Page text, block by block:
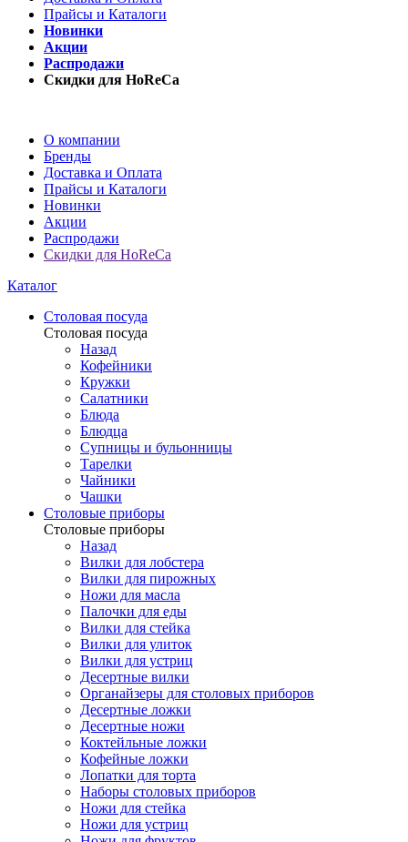
Прайсы и Каталоги
Новинки
Акции
Распродажи
Скидки для HoReCa
О компании
Бренды
Доставка и Оплата
Прайсы и Каталоги
Новинки
Акции
Распродажи
Скидки для HoReCa
Каталог
Столовая посуда
Столовая посуда
Назад
Кофейники
Кружки
Салатники
Блюда
Блюдца
Супницы и бульонницы
Тарелки
Чайники
Чашки
Cтоловые приборы
Cтоловые приборы
Назад
Вилки для лобстера
Вилки для пирожных
Ножи для масла
Палочки для еды
Вилки для стейка
Вилки для улиток
Вилки для устриц
Десертные вилки
Органайзеры для столовых приборов
Десертные ложки
Десертные ножи
Коктейльные ложки
Кофейные ложки
Лопатки для торта
Наборы столовых приборов
Ножи для стейка
Ножи для устриц